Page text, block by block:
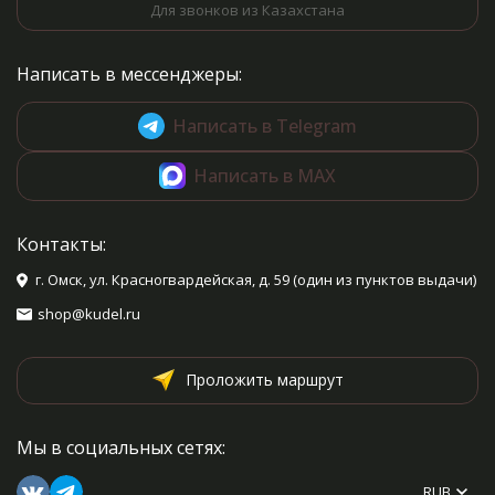
Для звонков из Казахстана
Написать в мессенджеры:
Написать в Telegram
Написать в MAX
Контакты:
г. Омск, ул. Красногвардейская, д. 59 (один из пунктов выдачи)
shop@kudel.ru
Проложить маршрут
Мы в социальных сетях: